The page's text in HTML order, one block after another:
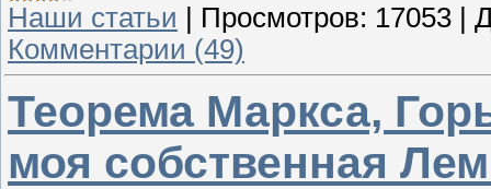
Наши статьи
Просмотров: 17053
Комментарии (49)
Теорема Маркса,
моя собственная